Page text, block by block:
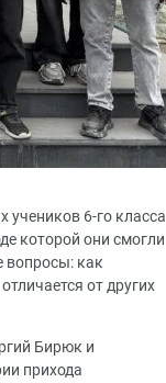
учеников 6-го класса
которой они смогли
вопросы: как
от других
Бирюк и
прихода